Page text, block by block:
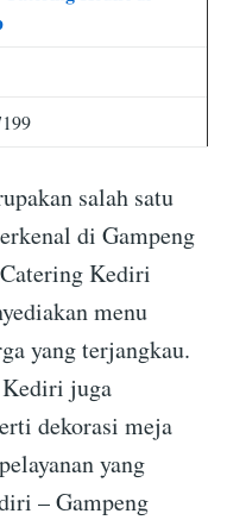
salah satu
di Gampeng
Kediri
menu
yang terjangkau.
juga
dekorasi meja
yang
– Gampeng